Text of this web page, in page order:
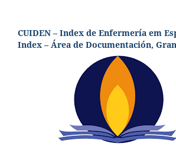
CUIDEN – Index de Enfermería em
Index – Área de Documentación,